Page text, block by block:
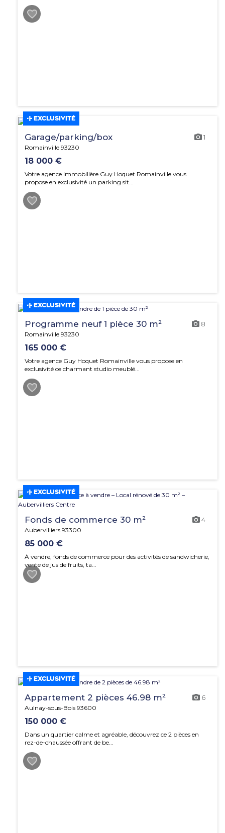
EXCLUSIVITÉ
Garage/parking/box 1
Romainville 93230
18 000 €
Votre agence immobilière Guy Hoquet Romainville vous
propose en exclusivité un parking sit...
EXCLUSIVITÉ
Programme neuf 1 pièce 30 m² 8
Romainville 93230
165 000 €
Votre agence Guy Hoquet Romainville vous propose en
exclusivité ce charmant studio meublé...
EXCLUSIVITÉ
Fonds de commerce 30 m² 4
Aubervilliers 93300
85 000 €
À vendre, fonds de commerce pour des activités de sandwicherie,
vente de jus de fruits, ta...
EXCLUSIVITÉ
Appartement 2 pièces 46.98 m² 6
Aulnay-sous-Bois 93600
150 000 €
Dans un quartier calme et agréable, découvrez ce 2 pièces en
rez-de-chaussée offrant de be...